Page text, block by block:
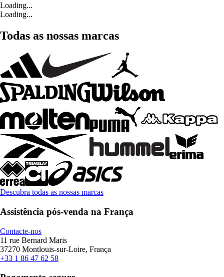
Loading...
Loading...
Todas as nossas marcas
Descubra todas as nossas marcas
Assistência pós-venda na França
Contacte-nos
11 rue Bernard Maris
37270 Montlouis-sur-Loire, França
+33 1 86 47 62 58